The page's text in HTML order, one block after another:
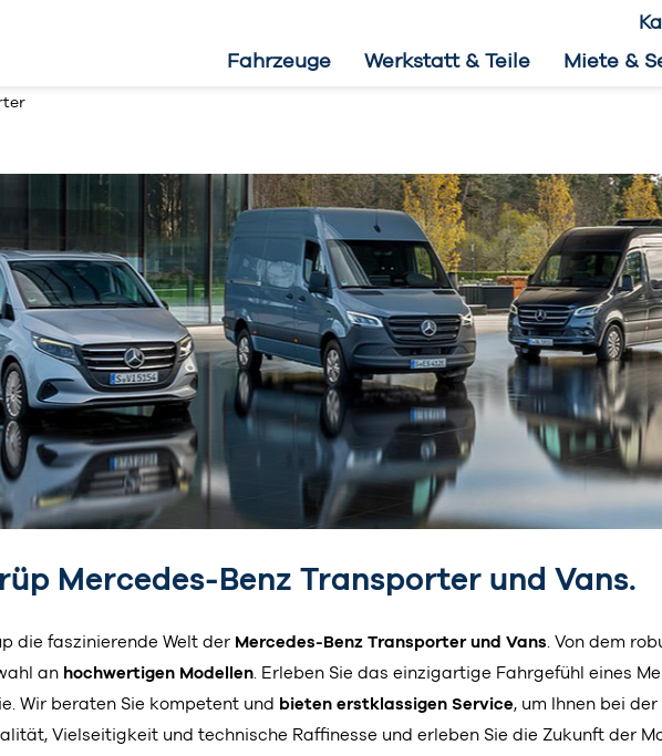
Fahrzeuge Werkstatt & Teile Miete &
Mercedes-Benz Transporter und Vans.
die faszinierende Welt der Mercedes-Benz Transporter und Vans. Von dem
an hochwertigen Modellen. Erleben Sie das einzigartige Fahrgefühl eines
Wir beraten Sie kompetent und bieten erstklassigen Service, um Ihnen bei
Vielseitigkeit und technische Raffinesse und erleben Sie die Zukunft der